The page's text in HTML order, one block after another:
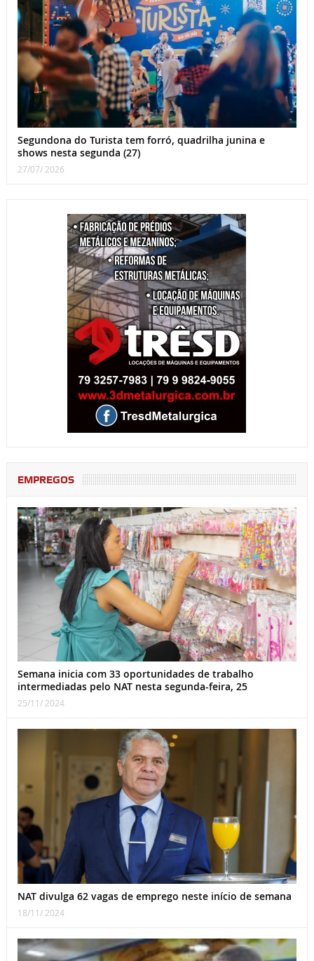
Segundona do Turista tem forró, quadrilha junina e
shows nesta segunda (27)
27/07/ 2026
EMPREGOS
Semana inicia com 33 oportunidades de trabalho
intermediadas pelo NAT nesta segunda-feira, 25
25/11/ 2024
NAT divulga 62 vagas de emprego neste início de semana
18/11/ 2024